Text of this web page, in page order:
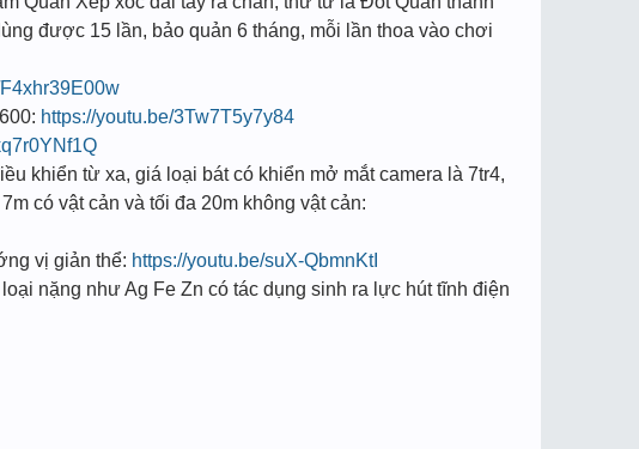
được 15 lần, bảo quản 6 tháng, mỗi lần thoa vào chơi
https://youtu.be/3Tw7T5y7y84
khiển từ xa, giá loại bát có khiển mở mắt camera là 7tr4,
có vật cản và tối đa 20m không vật cản:
vị giản thể: https://youtu.be/suX-QbmnKtI
nặng như Ag Fe Zn có tác dụng sinh ra lực hút tĩnh điện